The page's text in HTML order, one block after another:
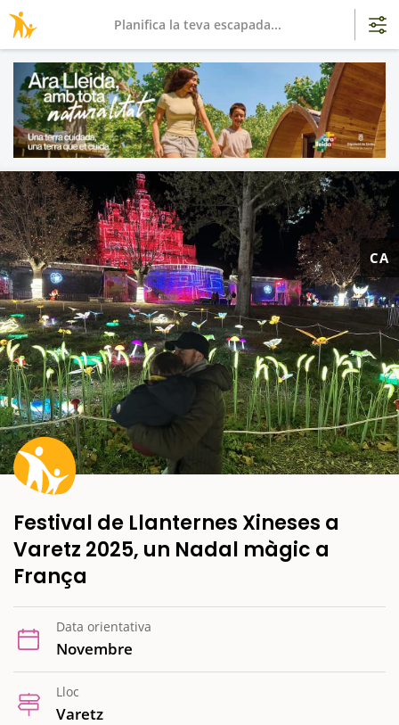
CA
Festival de Llanternes Xineses a
Varetz 2025, un Nadal màgic a
França
Data orientativa
Novembre
Lloc
Varetz
Planifica la teva escapada...